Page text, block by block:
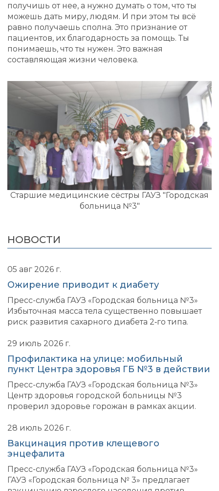
получишь от нее, а нужно думать о том, что ты
можешь дать миру, людям. И при этом ты всё
равно получаешь сполна. Это признание от
пациентов, их благодарность за помощь. Ты
понимаешь, что ты нужен. Это важная
составляющая жизни человека.
Старшие медицинские сёстры ГАУЗ "Городская
больница №3"
НОВОСТИ
05 авг 2026 г.
Ожирение приводит к диабету
Пресс-служба ГАУЗ «Городская больница №3»
Избыточная масса тела существенно повышает
риск развития сахарного диабета 2‑го типа.
29 июль 2026 г.
Профилактика на улице: мобильный
пункт Центра здоровья ГБ №3 в действии
Пресс-служба ГАУЗ «Городская больница №3»
Центр здоровья городской больницы №3
проверил здоровье горожан в рамках акции.
28 июль 2026 г.
Вакцинация против клещевого
энцефалита
Пресс-служба ГАУЗ «Городская больница №3»
ГАУЗ «Городская больница № 3» предлагает